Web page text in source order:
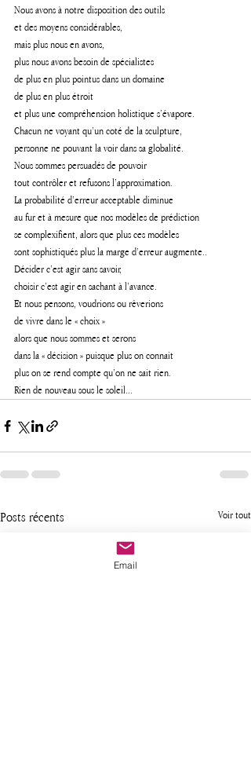
Nous avons à notre disposition des outils
et des moyens considérables,
mais plus nous en avons,
plus nous avons besoin de spécialistes
de plus en plus pointus dans un domaine
de plus en plus étroit
et plus une compréhension holistique s’évapore.
Chacun ne voyant qu’un coté de la sculpture,
personne ne pouvant la voir dans sa globalité.
Nous sommes persuadés de pouvoir
tout contrôler et refusons l’approximation.
La probabilité d’erreur acceptable diminue
au fur et à mesure que nos modèles de prédiction
se complexifient, alors que plus ces modèles
sont sophistiqués plus la marge d’erreur augmente..
Décider c’est agir sans savoir,
choisir c’est agir en sachant à l’avance.
Et nous pensons, voudrions ou rêverions
de vivre dans le « choix »
alors que nous sommes et serons
dans la « décision » puisque plus on connait
plus on se rend compte qu’on ne sait rien.
Rien de nouveau sous le soleil...
Posts récents Voir tout
Email